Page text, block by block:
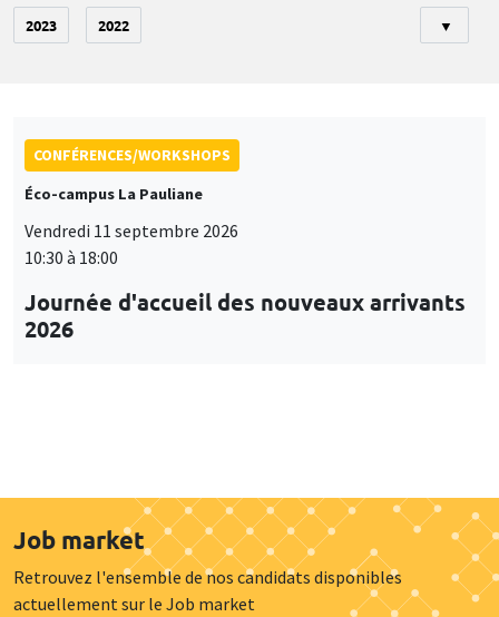
2023 2022 ▼
CONFÉRENCES/WORKSHOPS
Éco-campus La Pauliane
Vendredi 11 septembre 2026
10:30 à 18:00
Journée d'accueil des nouveaux arrivants
2026
Job market
Retrouvez l'ensemble de nos candidats disponibles
actuellement sur le Job market